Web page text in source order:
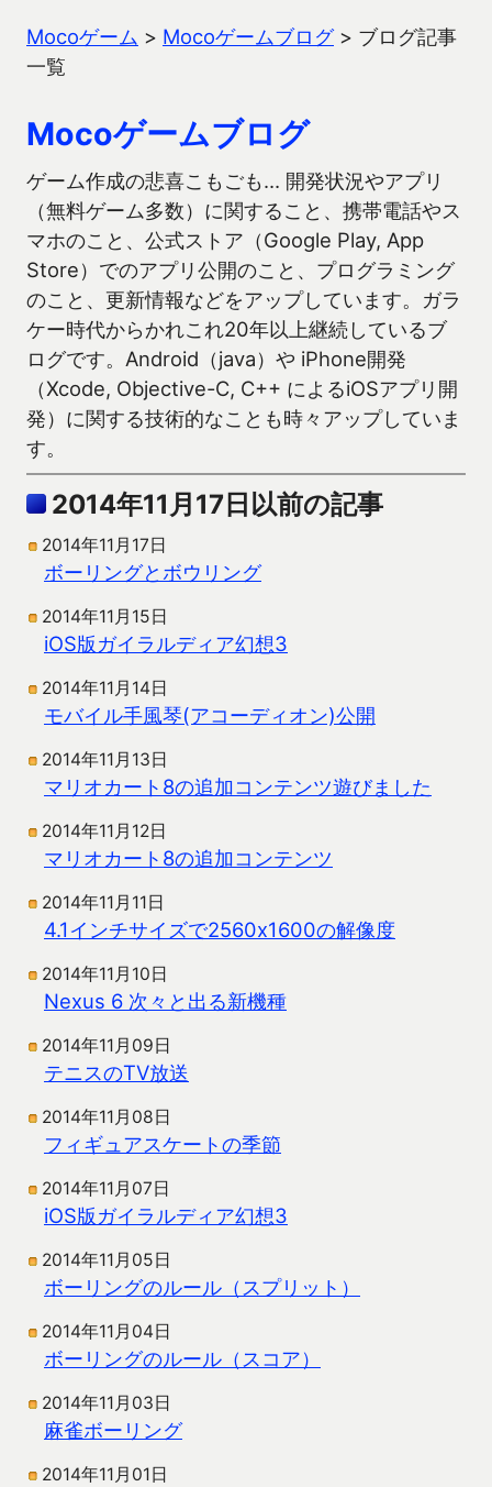
Mocoゲーム > Mocoゲームブログ> ブログ記事
一覧
Mocoゲームブログ
ゲーム作成の悲喜こもごも… 開発状況やアプリ
（無料ゲーム多数）に関すること、携帯電話やス
マホのこと、公式ストア（Google Play, App
Store）でのアプリ公開のこと、プログラミング
のこと、更新情報などをアップしています。ガラ
ケー時代からかれこれ20年以上継続しているブ
ログです。Android（java）や iPhone開発
（Xcode, Objective-C, C++ によるiOSアプリ開
発）に関する技術的なことも時々アップしていま
す。
2014年11月17日以前の記事
2014年11月17日
ボーリングとボウリング
2014年11月15日
iOS版ガイラルディア幻想3
2014年11月14日
モバイル手風琴(アコーディオン)公開
2014年11月13日
マリオカート8の追加コンテンツ遊びました
2014年11月12日
マリオカート8の追加コンテンツ
2014年11月11日
4.1インチサイズで2560x1600の解像度
2014年11月10日
Nexus 6 次々と出る新機種
2014年11月09日
テニスのTV放送
2014年11月08日
フィギュアスケートの季節
2014年11月07日
iOS版ガイラルディア幻想3
2014年11月05日
ボーリングのルール（スプリット）
2014年11月04日
ボーリングのルール（スコア）
2014年11月03日
麻雀ボーリング
2014年11月01日